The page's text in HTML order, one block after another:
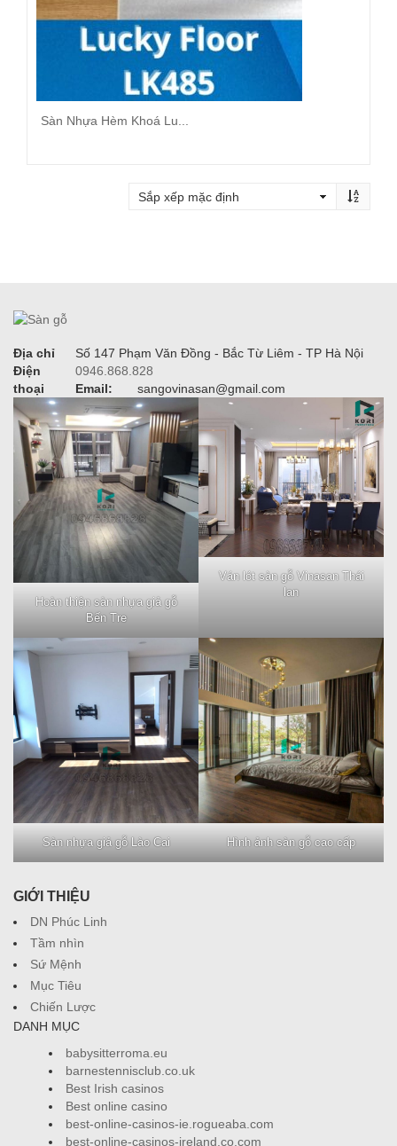
Sàn Nhựa Hèm Khoá Lu...
Địa chỉ
Số 147 Phạm Văn Đồng - Bắc Từ Liêm - TP Hà Nội
Điện
thoại
0946.868.828
Email:
sangovinasan@gmail.com
Hoàn thiện sàn nhựa giả gỗ
Bến Tre
Ván lót sàn gỗ Vinasan Thái
lan
Sàn nhựa giả gỗ Lào Cai Hình ảnh sàn gỗ cao cấp
GIỚI THIỆU
DN Phúc Linh
Tầm nhìn
Sứ Mệnh
Mục Tiêu
Chiến Lược
DANH MỤC
babysitterroma.eu
barnestennisclub.co.uk
Best Irish casinos
Best online casino
best-online-casinos-ie.rogueaba.com
best-online-casinos-ireland.co.com